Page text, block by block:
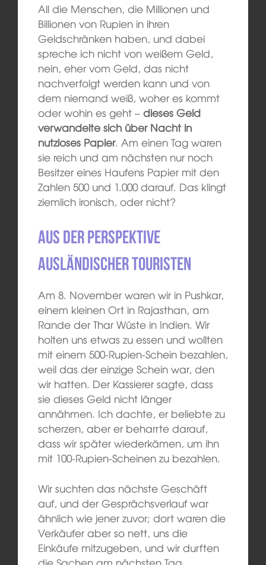
All die Menschen, die Millionen und
Billionen von Rupien in ihren
Geldschränken haben, und dabei
spreche ich nicht von weißem Geld,
nein, eher vom Geld, das nicht
nachverfolgt werden kann und von
dem niemand weiß, woher es kommt
oder wohin es geht – dieses Geld
verwandelte sich über Nacht in
nutzloses Papier. Am einen Tag waren
sie reich und am nächsten nur noch
Besitzer eines Haufens Papier mit den
Zahlen 500 und 1.000 darauf. Das klingt
ziemlich ironisch, oder nicht?
Aus der Perspektive
ausländischer Touristen
Am 8. November waren wir in Pushkar,
einem kleinen Ort in Rajasthan, am
Rande der Thar Wüste in Indien. Wir
holten uns etwas zu essen und wollten
mit einem 500-Rupien-Schein bezahlen,
weil das der einzige Schein war, den
wir hatten. Der Kassierer sagte, dass
sie dieses Geld nicht länger
annähmen. Ich dachte, er beliebte zu
scherzen, aber er beharrte darauf,
dass wir später wiederkämen, um ihn
mit 100-Rupien-Scheinen zu bezahlen.
Wir suchten das nächste Geschäft
auf, und der Gesprächsverlauf war
ähnlich wie jener zuvor; dort waren die
Verkäufer aber so nett, uns die
Einkäufe mitzugeben, und wir durften